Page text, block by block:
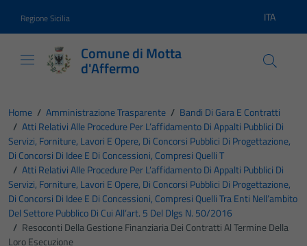
Regione Sicilia Lingua
ITA
Comune di Motta
d'Affermo
Home / Amministrazione Trasparente / Bandi Di Gara E Contratti
/ Atti Relativi Alle Procedure Per L’affidamento Di Appalti Pubblici Di
Servizi, Forniture, Lavori E Opere, Di Concorsi Pubblici Di Progettazione,
Di Concorsi Di Idee E Di Concessioni, Compresi Quelli T
/ Atti Relativi Alle Procedure Per L’affidamento Di Appalti Pubblici Di
Servizi, Forniture, Lavori E Opere, Di Concorsi Pubblici Di Progettazione,
Di Concorsi Di Idee E Di Concessioni, Compresi Quelli Tra Enti Nell’ambito
Del Settore Pubblico Di Cui All’art. 5 Del Dlgs N. 50/2016
/ Resoconti Della Gestione Finanziaria Dei Contratti Al Termine Della
Loro Esecuzione